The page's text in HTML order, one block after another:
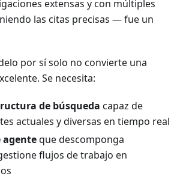
extensas y con múltiples
las citas precisas — fue un
por sí solo no convierte una
Se necesita:
de búsqueda capaz de
actuales y diversas en tiempo real
agenteque descomponga
flujos de trabajo en